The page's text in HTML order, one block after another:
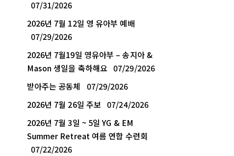
07/31/2026
2026년 7월 12일 영 유아부 예배
07/29/2026
2026년 7월19일 영유아부 – 송지아 &
Mason 생일을 축하해요 07/29/2026
받아주는 공동체
07/29/2026
2026년 7월 26일 주보 07/24/2026
2026년 7월 3일 ~ 5일 YG & EM
Summer Retreat 여름 연합 수련회
07/22/2026